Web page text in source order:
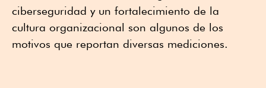
ciberseguridad y un fortalecimiento de la
cultura organizacional son algunos de los
motivos que reportan diversas mediciones.